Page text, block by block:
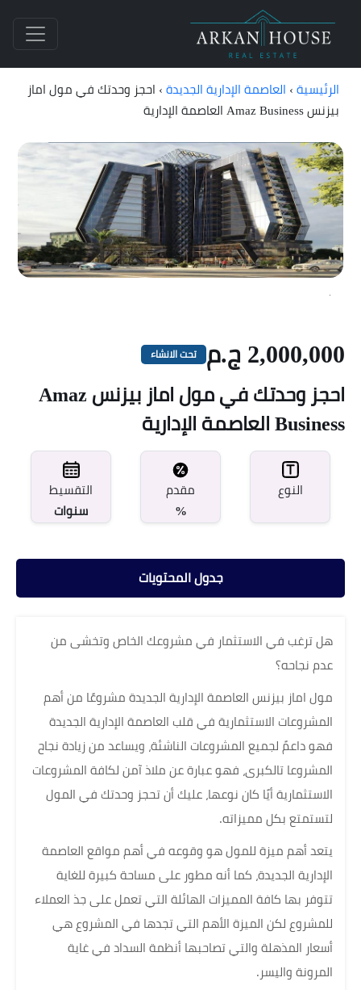
الرئيسية › العاصمة الإدارية الجديدة › احجز وحدتك في مول اماز
بيزنس Amaz Business العاصمة الإدارية
2,000,000 ج.م تحت الانشاء
احجز وحدتك في مول اماز بيزنس Amaz
Business العاصمة الإدارية
النوع
مقدم
%
التقسيط
سنوات
جدول المحتويات
هل ترغب في الاستثمار في مشروعك الخاص وتخشى من
عدم نجاحه؟
مول اماز بيزنس العاصمة الإدارية الجديدة مشروعًا من أهم
المشروعات الاستثمارية في قلب العاصمة الإدارية الجديدة
فهو داعمً لجميع المشروعات الناشئة، ويساعد من زيادة نجاح
المشروعا تالكبرى، فهو عبارة عن ملاذ آمن لكافة المشروعات
الاستثمارية أيًا كان نوعها، عليك أن تحجز وحدتك في المول
لتستمتع بكل مميزاته.
يتعد أهم ميزة للمول هو وقوعه في أهم مواقع العاصمة
الإدارية الجديدة، كما أنه مطور على مساحة كبيرة للغاية
تتوفر بها كافة المميزات الهائلة التي تعمل على جذ العملاء
للمشروع لكن الميزة الأهم التي تجدها في المشروع هي
أسعار المذهلة والتي تصاحبها أنظمة السداد في غاية
المرونة واليسر.